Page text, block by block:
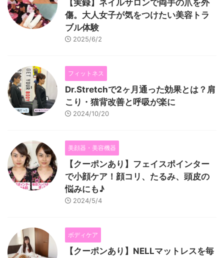
【実録】ネイルサロンで両手の爪を外
傷。大人女子が気をつけたい美容トラ
ブル体験
2025/6/2
フィットネス
Dr.Stretchで2ヶ月通った効果とは？肩
こり・猫背改善と呼吸が楽に
2024/10/20
美顔器・美容機器
【クーポンあり】フェイスポインター
で小顔ケア！顔コリ、たるみ、頭皮の
悩みにも♪
2024/5/4
ボディケア
【クーポンあり】NELLマットレスを毎